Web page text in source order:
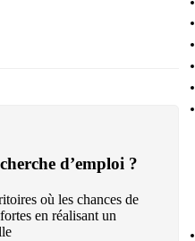
d’emploi ?
où les chances de
en réalisant un